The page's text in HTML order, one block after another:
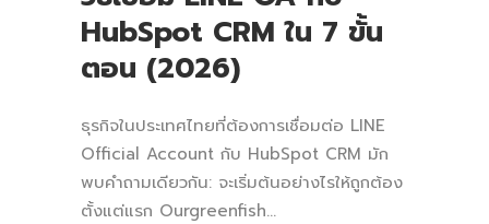
HubSpot CRM ใน 7 ขั้น
ตอน (2026)
ธุรกิจในประเทศไทยที่ต้องการเชื่อมต่อ LINE
Official Account กับ HubSpot CRM มัก
พบคำถามเดียวกัน: จะเริ่มต้นอย่างไรให้ถูกต้อง
ตั้งแต่แรก Ourgreenfish...